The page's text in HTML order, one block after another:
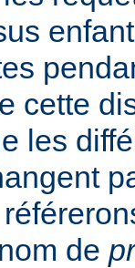
cette
les
de